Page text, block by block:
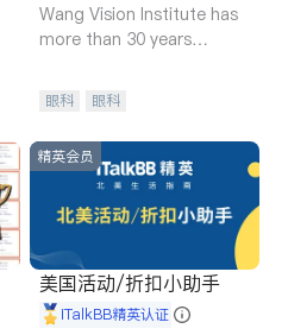
Wang Vision Institute has
more than 30 years
眼科 眼科
精英会员
美国活动/折扣小助手
iTalkBB精英认证